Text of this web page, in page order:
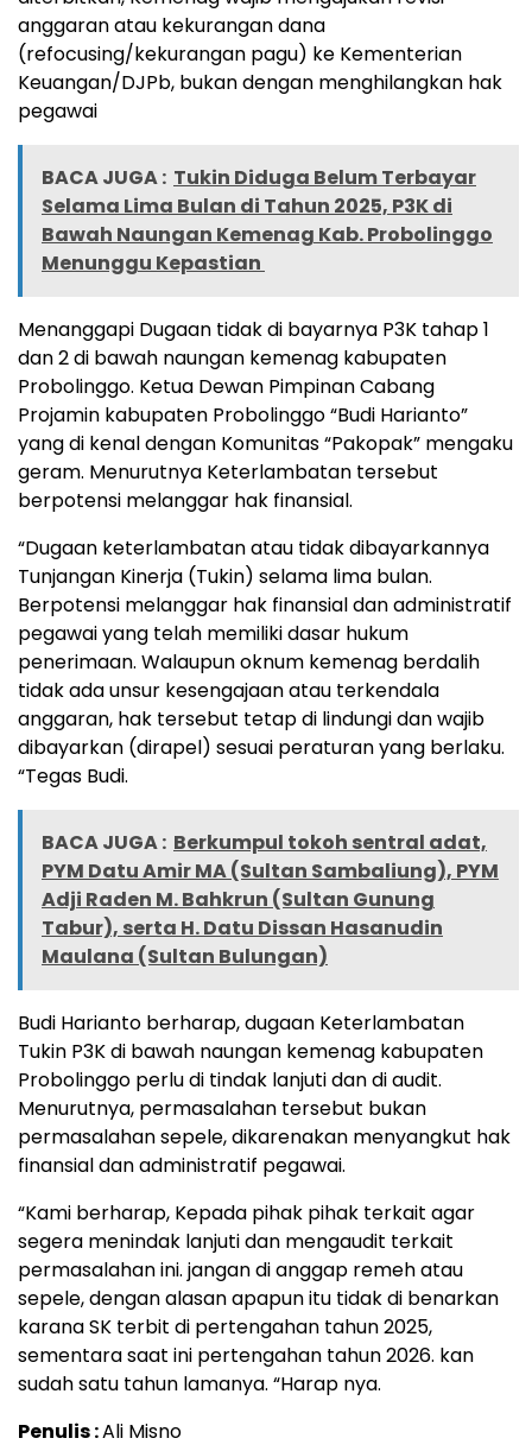
anggaran atau kekurangan dana
(refocusing/kekurangan pagu) ke Kementerian
Keuangan/DJPb, bukan dengan menghilangkan hak
pegawai
BACA JUGA : Tukin Diduga Belum Terbayar
Selama Lima Bulan di Tahun 2025, P3K di
Bawah Naungan Kemenag Kab. Probolinggo
Menunggu Kepastian
Menanggapi Dugaan tidak di bayarnya P3K tahap 1
dan 2 di bawah naungan kemenag kabupaten
Probolinggo. Ketua Dewan Pimpinan Cabang
Projamin kabupaten Probolinggo “Budi Harianto”
yang di kenal dengan Komunitas “Pakopak” mengaku
geram. Menurutnya Keterlambatan tersebut
berpotensi melanggar hak finansial.
“Dugaan keterlambatan atau tidak dibayarkannya
Tunjangan Kinerja (Tukin) selama lima bulan.
Berpotensi melanggar hak finansial dan administratif
pegawai yang telah memiliki dasar hukum
penerimaan. Walaupun oknum kemenag berdalih
tidak ada unsur kesengajaan atau terkendala
anggaran, hak tersebut tetap di lindungi dan wajib
dibayarkan (dirapel) sesuai peraturan yang berlaku.
“Tegas Budi.
BACA JUGA : Berkumpul tokoh sentral adat,
PYM Datu Amir MA (Sultan Sambaliung), PYM
Adji Raden M. Bahkrun (Sultan Gunung
Tabur), serta H. Datu Dissan Hasanudin
Maulana (Sultan Bulungan)
Budi Harianto berharap, dugaan Keterlambatan
Tukin P3K di bawah naungan kemenag kabupaten
Probolinggo perlu di tindak lanjuti dan di audit.
Menurutnya, permasalahan tersebut bukan
permasalahan sepele, dikarenakan menyangkut hak
finansial dan administratif pegawai.
“Kami berharap, Kepada pihak pihak terkait agar
segera menindak lanjuti dan mengaudit terkait
permasalahan ini. jangan di anggap remeh atau
sepele, dengan alasan apapun itu tidak di benarkan
karana SK terbit di pertengahan tahun 2025,
sementara saat ini pertengahan tahun 2026. kan
sudah satu tahun lamanya. “Harap nya.
Penulis :Ali Misno